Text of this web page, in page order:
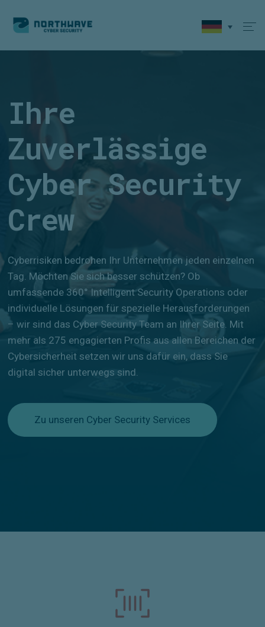
Ihre
Zuverlässige
Cyber Security
Crew
Cyberrisiken bedrohen Ihr Unternehmen jeden einzelnen
Tag. Möchten Sie sich besser schützen? Ob
umfassende 360° Intelligent Security Operations oder
individuelle Lösungen für spezielle Herausforderungen
– wir sind das Cyber Security Team an Ihrer Seite. Mit
mehr als 275 engagierten Profis aus allen Bereichen der
Cybersicherheit setzen wir uns dafür ein, dass Sie
digital sicher unterwegs sind.
Zu unseren Cyber Security Services